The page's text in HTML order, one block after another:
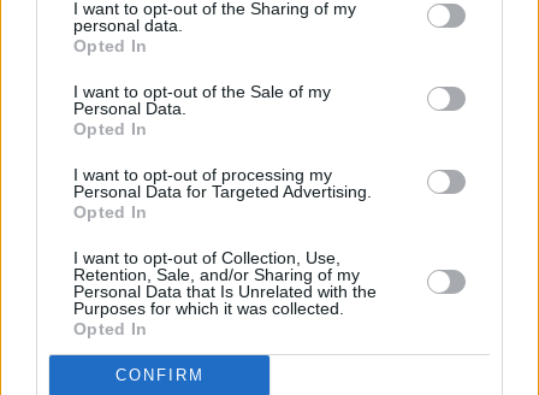
de su consentimiento, pero usted tiene el derecho de
rechazar tal procesamiento. Sus preferencias se aplicarán
cualquier momento entrando de nuevo en este sitio web o
visitando nuestra política de privacidad.
I want to opt-out of the Sharing of my
personal data.
Opted In
I want to opt-out of the Sale of my
Personal Data.
Opted In
I want to opt-out of processing my
Personal Data for Targeted Advertising.
Opted In
I want to opt-out of Collection, Use,
Retention, Sale, and/or Sharing of my
Personal Data that Is Unrelated with the
Purposes for which it was collected.
Opted In
CONFIRM